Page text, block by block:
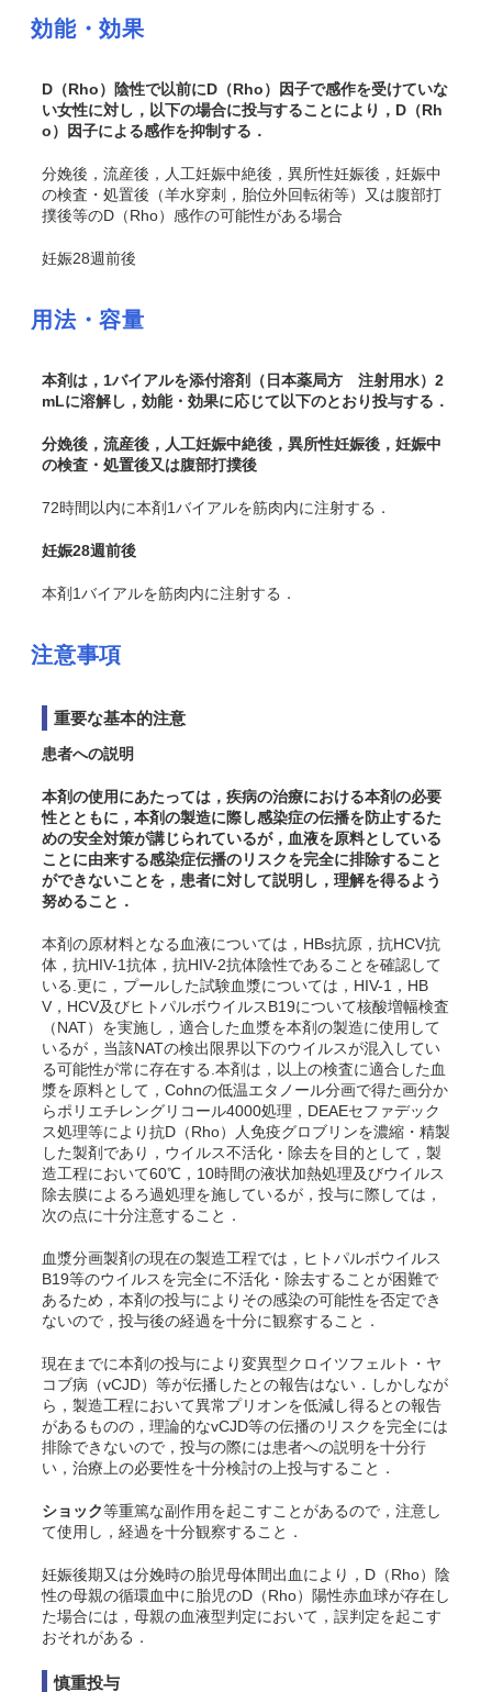
効能・効果
D（Rho）陰性で以前にD（Rho）因子で感作を受けていな
い女性に対し，以下の場合に投与することにより，D（Rh
o）因子による感作を抑制する．
分娩後，流産後，人工妊娠中絶後，異所性妊娠後，妊娠中
の検査・処置後（羊水穿刺，胎位外回転術等）又は腹部打
撲後等のD（Rho）感作の可能性がある場合
妊娠28週前後
用法・容量
本剤は，1バイアルを添付溶剤（日本薬局方 注射用水）2
mLに溶解し，効能・効果に応じて以下のとおり投与する．
分娩後，流産後，人工妊娠中絶後，異所性妊娠後，妊娠中
の検査・処置後又は腹部打撲後
72時間以内に本剤1バイアルを筋肉内に注射する．
妊娠28週前後
本剤1バイアルを筋肉内に注射する．
注意事項
重要な基本的注意
患者への説明
本剤の使用にあたっては，疾病の治療における本剤の必要
性とともに，本剤の製造に際し感染症の伝播を防止するた
めの安全対策が講じられているが，血液を原料としている
ことに由来する感染症伝播のリスクを完全に排除すること
ができないことを，患者に対して説明し，理解を得るよう
努めること．
本剤の原材料となる血液については，HBs抗原，抗HCV抗
体，抗HIV-1抗体，抗HIV-2抗体陰性であることを確認して
いる.更に，プールした試験血漿については，HIV-1，HB
V ， HCV及びヒトパルボウイルスB19について核酸増幅検査
（NAT）を実施し，適合した血漿を本剤の製造に使用して
いるが，当該NATの検出限界以下のウイルスが混入してい
る可能性が常に存在する.本剤は，以上の検査に適合した血
漿を原料として，Cohnの低温エタノール分画で得た画分か
らポリエチレングリコール4000処理，DEAEセファデック
ス処理等により抗D（Rho）人免疫グロブリンを濃縮・精製
した製剤であり，ウイルス不活化・除去を目的として，製
造工程において60℃，10時間の液状加熱処理及びウイルス
除去膜によるろ過処理を施しているが，投与に際しては，
次の点に十分注意すること．
血漿分画製剤の現在の製造工程では，ヒトパルボウイルス
B19等のウイルスを完全に不活化・除去することが困難で
あるため，本剤の投与によりその感染の可能性を否定でき
ないので，投与後の経過を十分に観察すること．
現在までに本剤の投与により変異型クロイツフェルト・ヤ
コブ病（vCJD）等が伝播したとの報告はない．しかしなが
ら，製造工程において異常プリオンを低減し得るとの報告
があるものの，理論的なvCJD等の伝播のリスクを完全には
排除できないので，投与の際には患者への説明を十分行
い，治療上の必要性を十分検討の上投与すること．
ショック等重篤な副作用を起こすことがあるので，注意し
て使用し，経過を十分観察すること．
妊娠後期又は分娩時の胎児母体間出血により，D（Rho）陰
性の母親の循環血中に胎児のD（Rho）陽性赤血球が存在し
た場合には，母親の血液型判定において，誤判定を起こす
おそれがある．
慎重投与